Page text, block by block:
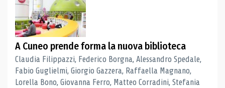
A Cuneo prende forma la nuova biblioteca
Claudia Filippazzi, Federico Borgna, Alessandro Spedale,
Fabio Guglielmi, Giorgio Gazzera, Raffaella Magnano,
Lorella Bono, Giovanna Ferro, Matteo Corradini, Stefania